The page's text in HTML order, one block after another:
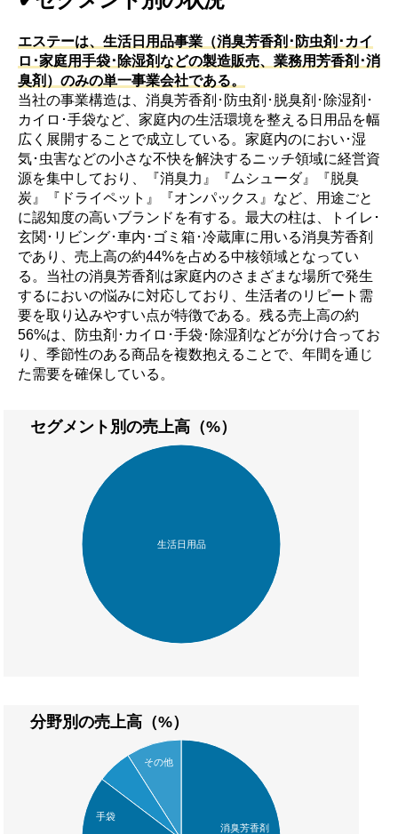
エステーは、生活日用品事業（消臭芳香剤･防虫剤･カイ
ロ･家庭用手袋･除湿剤などの製造販売、業務用芳香剤･消
臭剤）のみの単一事業会社である。
当社の事業構造は、消臭芳香剤･防虫剤･脱臭剤･除湿剤･
カイロ･手袋など、家庭内の生活環境を整える日用品を幅
広く展開することで成立している。家庭内のにおい･湿
気･虫害などの小さな不快を解決するニッチ領域に経営資
源を集中しており、『消臭力』『ムシューダ』『脱臭
炭』『ドライペット』『オンパックス』など、用途ごと
に認知度の高いブランドを有する。最大の柱は、トイレ･
玄関･リビング･車内･ゴミ箱･冷蔵庫に用いる消臭芳香剤
であり、売上高の約44%を占める中核領域となってい
る。当社の消臭芳香剤は家庭内のさまざまな場所で発生
するにおいの悩みに対応しており、生活者のリピート需
要を取り込みやすい点が特徴である。残る売上高の約
56%は、防虫剤･カイロ･手袋･除湿剤などが分け合ってお
り、季節性のある商品を複数抱えることで、年間を通じ
た需要を確保している。
セグメント別の売上高（%）
生活日用品
分野別の売上高（%）
消臭芳香剤
その他
手袋